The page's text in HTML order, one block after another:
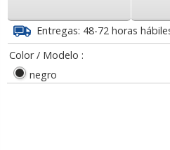
Entregas: 48-72 horas
Color / Modelo :
negro